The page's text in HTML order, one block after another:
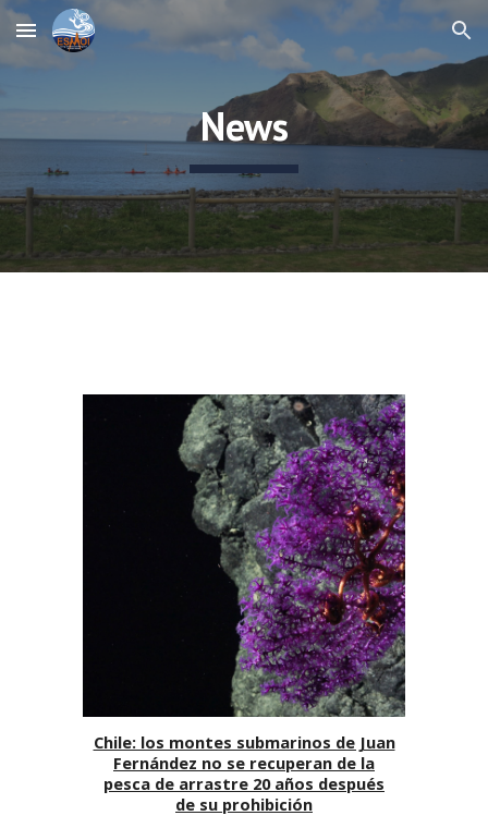
Skip to main content Skip to navigation
News
Chile: los montes submarinos de Juan
Fernández no se recuperan de la
pesca de arrastre 20 años después
de su prohibición